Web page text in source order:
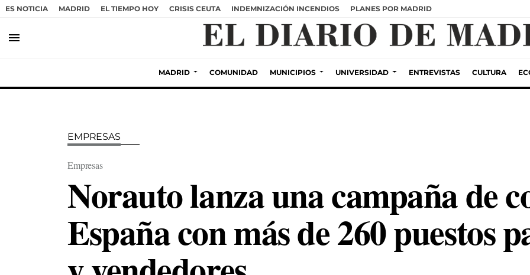
ES NOTICIA MADRID EL TIEMPO HOY CRISIS CEUTA INDEMNIZACIÓN INCENDIOS PLANES POR MADRID
menu
MADRID COMUNIDAD MUNICIPIOS UNIVERSIDAD ENTREVISTAS CULTURA
EMPRESAS
Empresas
Norauto lanza una campaña de
España con más de 260 puestos